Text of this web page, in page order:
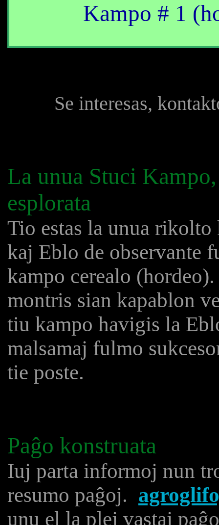
Kampo # 1
Se interesas,
La unua Stuci
esplorata
Tio estas la unua
kaj Eblo de observante
kampo cerealo
montris sian kapablon
tiu kampo havigis la
malsamaj fulmo
tie poste.
Paĝo konstruata
Iuj parta informoj nun
resumo paĝoj.
unu el la plej vastaj